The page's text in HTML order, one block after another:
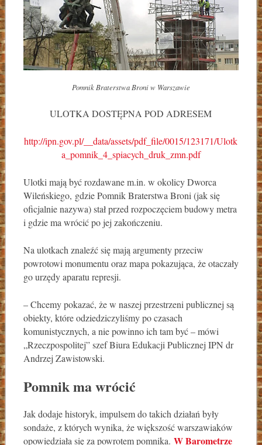
Pomnik Braterstwa Broni w Warszawie
ULOTKA DOSTĘPNA POD ADRESEM
http://ipn.gov.pl/__data/assets/pdf_file/0015/123171/Ulotk
a_pomnik_4_spiacych_druk_zmn.pdf
Ulotki mają być rozdawane m.in. w okolicy Dworca
Wileńskiego, gdzie Pomnik Braterstwa Broni (jak się
oficjalnie nazywa) stał przed rozpoczęciem budowy metra
i gdzie ma wrócić po jej zakończeniu.
Na ulotkach znaleźć się mają argumenty przeciw
powrotowi monumentu oraz mapa pokazująca, że otaczały
go urzędy aparatu represji.
– Chcemy pokazać, że w naszej przestrzeni publicznej są
obiekty, które odziedziczyliśmy po czasach
komunistycznych, a nie powinno ich tam być – mówi
„Rzeczpospolitej” szef Biura Edukacji Publicznej IPN dr
Andrzej Zawistowski.
Pomnik ma wrócić
Jak dodaje historyk, impulsem do takich działań były
sondaże, z których wynika, że większość warszawiaków
opowiedziała się za powrotem pomnika. W Barometrze